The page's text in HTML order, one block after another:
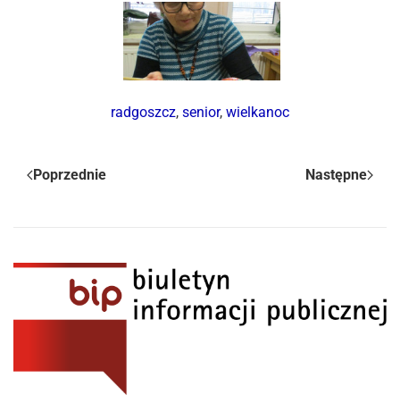
radgoszcz, senior, wielkanoc
Poprzednie Następne